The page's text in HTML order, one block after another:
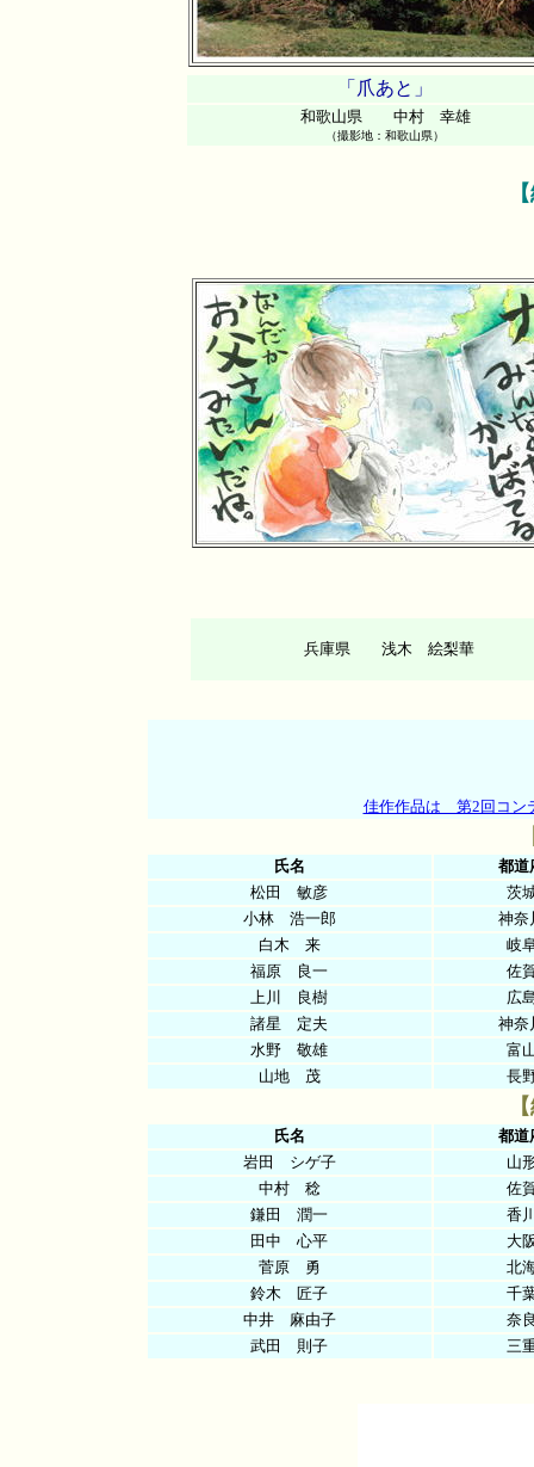
「爪あと」
和歌山県 中村 幸雄
（撮影地：和歌山県）
兵庫県 浅木 絵梨華
佳作作品は 第2回コン
氏名
都道
松田 敏彦
茨
小林 浩一郎
神奈
白木 来
岐
福原 良一
佐
上川 良樹
広
諸星 定夫
神奈
水野 敬雄
富
山地 茂
長
氏名
都道
岩田 シゲ子
山
中村 稔
佐
鎌田 潤一
香
田中 心平
大
菅原 勇
北
鈴木 匠子
千
中井 麻由子
奈
武田 則子
三